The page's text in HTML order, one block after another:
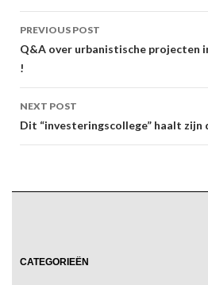
Post
navigation
PREVIOUS POST
Q&A over urbanistische projecten
!
NEXT POST
Dit “investeringscollege” haalt
CATEGORIEËN